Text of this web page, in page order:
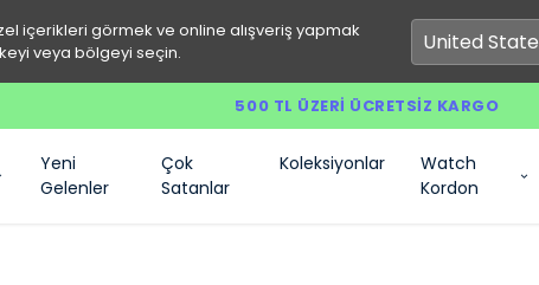
içerikleri görmek ve online alışveriş yapmak
veya bölgeyi seçin.
500 TL ÜZERI ÜCRETSIZ KARGO
Yeni
Gelenler
Çok
Satanlar
Koleksiyonlar
Watch
Kordon